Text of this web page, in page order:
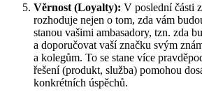
Věrnost (Loyalty): V poslední části
rozhoduje nejen o tom, zda vám
stanou vašimi ambasadory, tzn. zda
a doporučovat vaší značku svým
a kolegům. To se stane více
řešení (produkt, služba) pomohou
konkrétních úspěchů.